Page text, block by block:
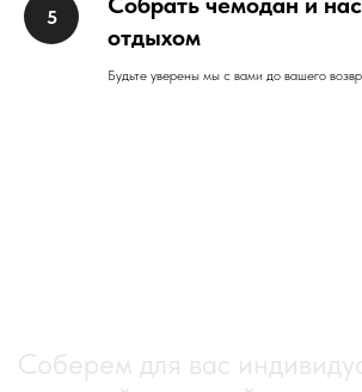
отдыхом
Будьте уверены мы с вами до вашего